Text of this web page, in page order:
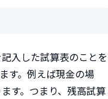
入した試算表のことを
す。例えば現金の場
す。つまり、残高試算